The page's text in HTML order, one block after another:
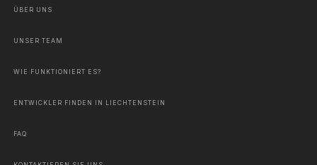
ÜBER UNS
UNSER TEAM
WIE FUNKTIONIERT ES?
ENTWICKLER FINDEN IN LIECHTENSTEIN
FAQ